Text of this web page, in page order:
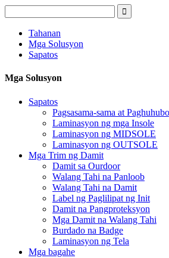
Tahanan
Mga Solusyon
Sapatos
Mga Solusyon
Sapatos
Pagsasama-sama at
Laminasyon ng mga Insole
Laminasyon ng MIDSOLE
Laminasyon ng OUTSOLE
Mga Trim ng Damit
Damit sa Ourdoor
Walang Tahi na Panloob
Walang Tahi na Damit
Label ng Paglilipat ng Init
Damit na Pangproteksyon
Mga Damit na Walang Tahi
Burdado na Badge
Laminasyon ng Tela
Mga bagahe